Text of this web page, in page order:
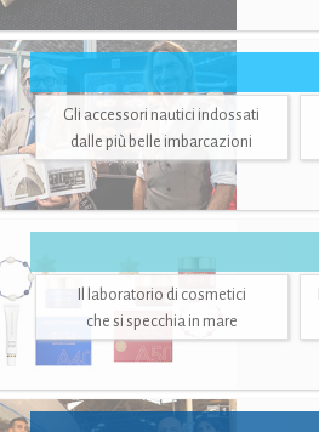
Gli accessori nautici indossati
dalle più belle imbarcazioni
Il laboratorio di cosmetici
che si specchia in mare